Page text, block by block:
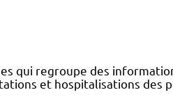
qui regroupe des
et hospitalisations des